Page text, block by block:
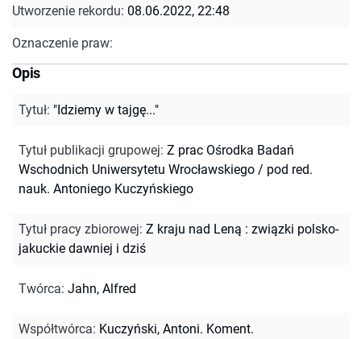
Utworzenie rekordu: 08.06.2022, 22:48
Oznaczenie praw:
Opis
Tytuł: "Idziemy w tajgę..."
Tytuł publikacji grupowej: Z prac Ośrodka Badań
Wschodnich Uniwersytetu Wrocławskiego / pod red.
nauk. Antoniego Kuczyńskiego
Tytuł pracy zbiorowej: Z kraju nad Leną : związki polsko-
jakuckie dawniej i dziś
Twórca: Jahn, Alfred
Współtwórca: Kuczyński, Antoni. Koment.